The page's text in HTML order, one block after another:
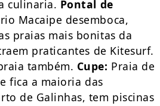
culinaria. Pontal de
Macaipe desemboca,
praias mais bonitas da
praticantes de Kitesurf.
também. Cupe: Praia de
fica a maioria das
de Galinhas, tem piscinas